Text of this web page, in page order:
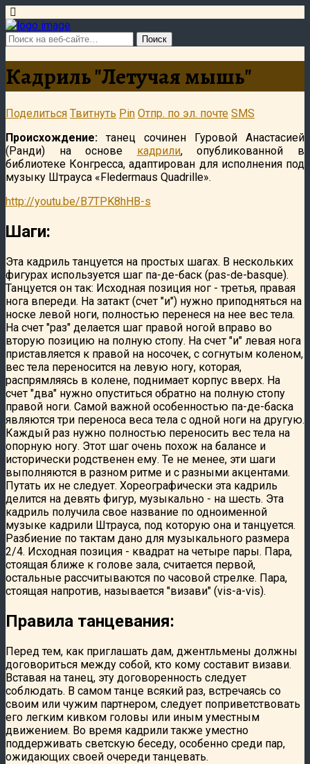
Кадриль "Летучая мышь"
Поделиться Твитнуть Pin Отпр. по эл. почте SMS
Происхождение: танец сочинен Гуровой Анастасией
(Ранди) на основе кадрили, опубликованной в
библиотеке Конгресса, адаптирован для исполнения под
музыку Штрауса «Fledermaus Quadrille».
http://youtu.be/B7TPK8hHB-s
Шаги:
Эта кадриль танцуется на простых шагах. В нескольких
фигурах используется шаг па-де-баск (pas-de-basque).
Танцуется он так: Исходная позиция ног - третья, правая
нога впереди. На затакт (счет "и") нужно приподняться на
носке левой ноги, полностью перенеся на нее вес тела.
На счет "раз" делается шаг правой ногой вправо во
вторую позицию на полную стопу. На счет "и" левая нога
приставляется к правой на носочек, с согнутым коленом,
вес тела переносится на левую ногу, которая,
распрямляясь в колене, поднимает корпус вверх. На
счет "два" нужно опуститься обратно на полную стопу
правой ноги. Самой важной особенностью па-де-баска
являются три переноса веса тела с одной ноги на другую.
Каждый раз нужно полностью переносить вес тела на
опорную ногу. Этот шаг очень похож на балансе и
исторически родственен ему. Те не менее, эти шаги
выполняются в разном ритме и с разными акцентами.
Путать их не следует. Хореографически эта кадриль
делится на девять фигур, музыкально - на шесть. Эта
кадриль получила свое название по одноименной
музыке кадрили Штрауса, под которую она и танцуется.
Разбиение по тактам дано для музыкального размера
2/4. Исходная позиция - квадрат на четыре пары. Пара,
стоящая ближе к голове зала, считается первой,
остальные рассчитываются по часовой стрелке. Пара,
стоящая напротив, называется "визави" (vis-а-vis).
Правила танцевания:
Перед тем, как приглашать дам, джентльмены должны
договориться между собой, кто кому составит визави.
Вставая на танец, эту договоренность следует
соблюдать. В самом танце всякий раз, встречаясь со
своим или чужим партнером, следует поприветствовать
его легким кивком головы или иным уместным
движением. Во время кадрили также уместно
поддерживать светскую беседу, особенно среди пар,
ожидающих своей очереди танцевать.